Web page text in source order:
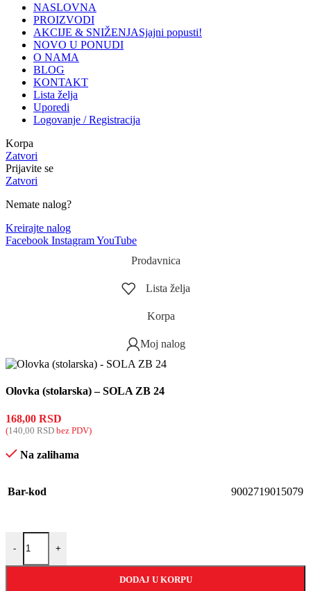
NASLOVNA
PROIZVODI
AKCIJE & SNIŽENJASjajni popusti!
NOVO U PONUDI
O NAMA
BLOG
KONTAKT
Lista želja
Uporedi
Logovanje / Registracija
Korpa
Zatvori
Prijavite se
Zatvori
Nemate nalog?
Kreirajte nalog
Facebook InstagramYouTube
Prodavnica
Lista želja
Korpa
Moj nalog
Olovka (stolarska) – SOLA ZB 24
168,00 RSD
(140,00 RSD bez PDV)
Na zalihama
Bar-kod 9002719015079
- +
DODAJ U KORPU